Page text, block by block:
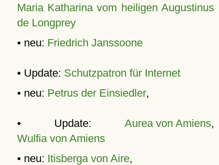
Maria Katharina vom heiligen Augustinus
de Longprey
• neu: Friedrich Janssoone
• Update: Schutzpatron für Internet
• neu: Petrus der Einsiedler,
• Update: Aurea von Amiens,
Wulfia von Amiens
• neu: Itisberga von Aire,